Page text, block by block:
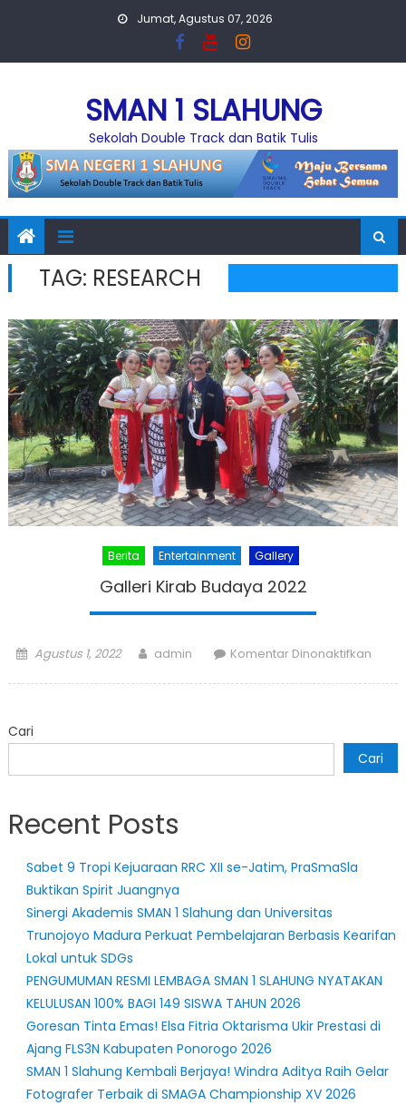
Jumat, Agustus 07, 2026
SMAN 1 SLAHUNG
Sekolah Double Track dan Batik Tulis
TAG: RESEARCH
Berita Entertainment Gallery
Galleri Kirab Budaya 2022
Posted
Agustus 1, 2022 Author
admin Komentar Dinonaktifkan
Cari
Cari
Recent Posts
Sabet 9 Tropi Kejuaraan RRC XII se-Jatim, PraSmaSla
Buktikan Spirit Juangnya
Sinergi Akademis SMAN 1 Slahung dan Universitas
Trunojoyo Madura Perkuat Pembelajaran Berbasis Kearifan
Lokal untuk SDGs
PENGUMUMAN RESMI LEMBAGA SMAN 1 SLAHUNG NYATAKAN
KELULUSAN 100% BAGI 149 SISWA TAHUN 2026
Goresan Tinta Emas! Elsa Fitria Oktarisma Ukir Prestasi di
Ajang FLS3N Kabupaten Ponorogo 2026
SMAN 1 Slahung Kembali Berjaya! Windra Aditya Raih Gelar
Fotografer Terbaik di SMAGA Championship XV 2026